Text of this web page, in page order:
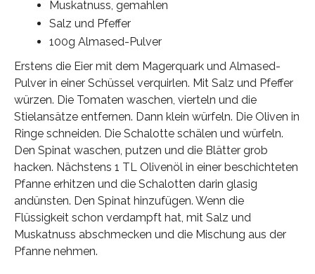
Muskatnuss, gemahlen
Salz und Pfeffer
100g Almased-Pulver
Erstens die Eier mit dem Magerquark und Almased-
Pulver in einer Schüssel verquirlen. Mit Salz und Pfeffer
würzen. Die Tomaten waschen, vierteln und die
Stielansätze entfernen. Dann klein würfeln. Die Oliven in
Ringe schneiden. Die Schalotte schälen und würfeln.
Den Spinat waschen, putzen und die Blätter grob
hacken. Nächstens 1 TL Olivenöl in einer beschichteten
Pfanne erhitzen und die Schalotten darin glasig
andünsten. Den Spinat hinzufügen. Wenn die
Flüssigkeit schon verdampft hat, mit Salz und
Muskatnuss abschmecken und die Mischung aus der
Pfanne nehmen.